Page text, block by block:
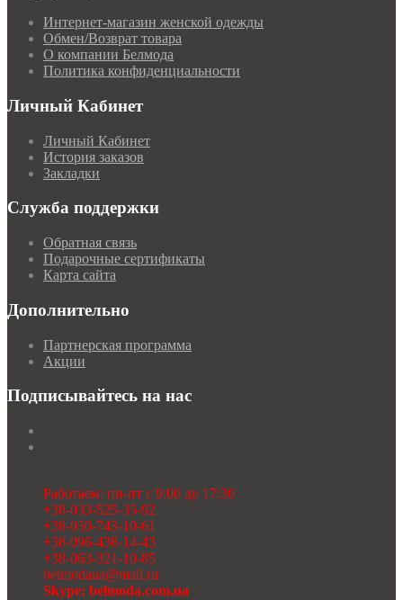
Интернет-магазин женской одежды
Обмен/Возврат товара
О компании Белмода
Политика конфиденциальности
Личный Кабинет
Личный Кабинет
История заказов
Закладки
Служба поддержки
Обратная связь
Подарочные сертификаты
Карта сайта
Дополнительно
Партнерская программа
Акции
Подписывайтесь на нас
Работаем: пн-пт с 9:00 до 17:30
+38-033-525-35-92
+38-050-743-10-61
+38-096-438-14-43
+38-063-321-10-85
belmodaua@mail.ru
Skype: belmoda.com.ua